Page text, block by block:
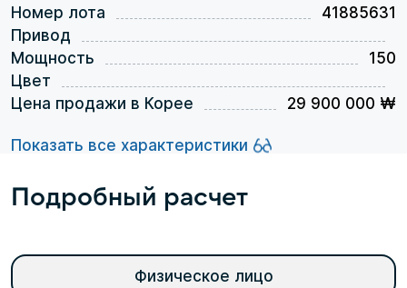
Номер лота
41885631
Привод
Мощность
150
Цвет
Цена продажи в Корее
29 900 000 ₩
Показать все характеристики
Подробный расчет
Физическое лицо